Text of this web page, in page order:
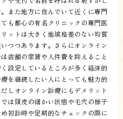
また地方に住んでいて近くに専門
も都心の有名クリニックの専門医
ットは大きく地域格差のない均質
つつあります。さらにオンライン
店舗の家賃や人件費を抑えること
設定しているところが多く経済的
を継続したい人にとっても魅力的
しオンライン診療にもデメリット
は頭皮の細かい状態や毛穴の様子
初診時や定期的なチェックの際に